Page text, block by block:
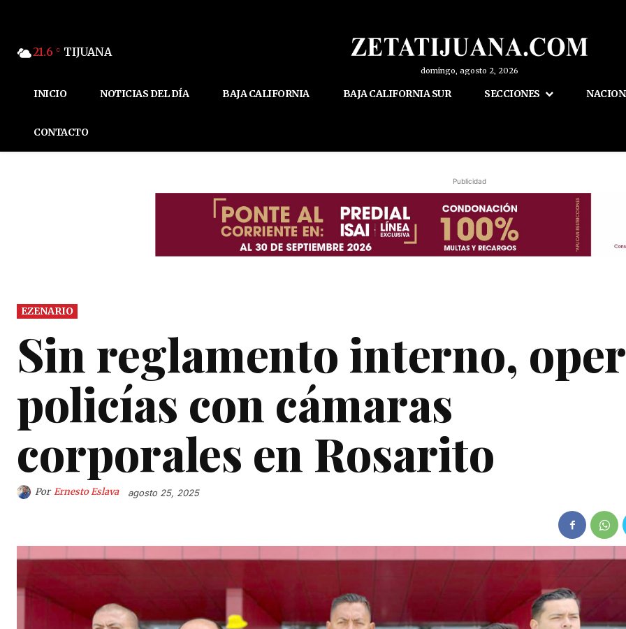
21.6 C TIJUANA
domingo, agosto 2, 2026
INICIO NOTICIAS DEL DÍA BAJA CALIFORNIA BAJA CALIFORNIA SUR SECCIONES
CONTACTO
Publicidad
EZENARIO
Sin reglamento interno,
policías con cámaras
corporales en Rosarito
Por Ernesto Eslava agosto 25, 2025